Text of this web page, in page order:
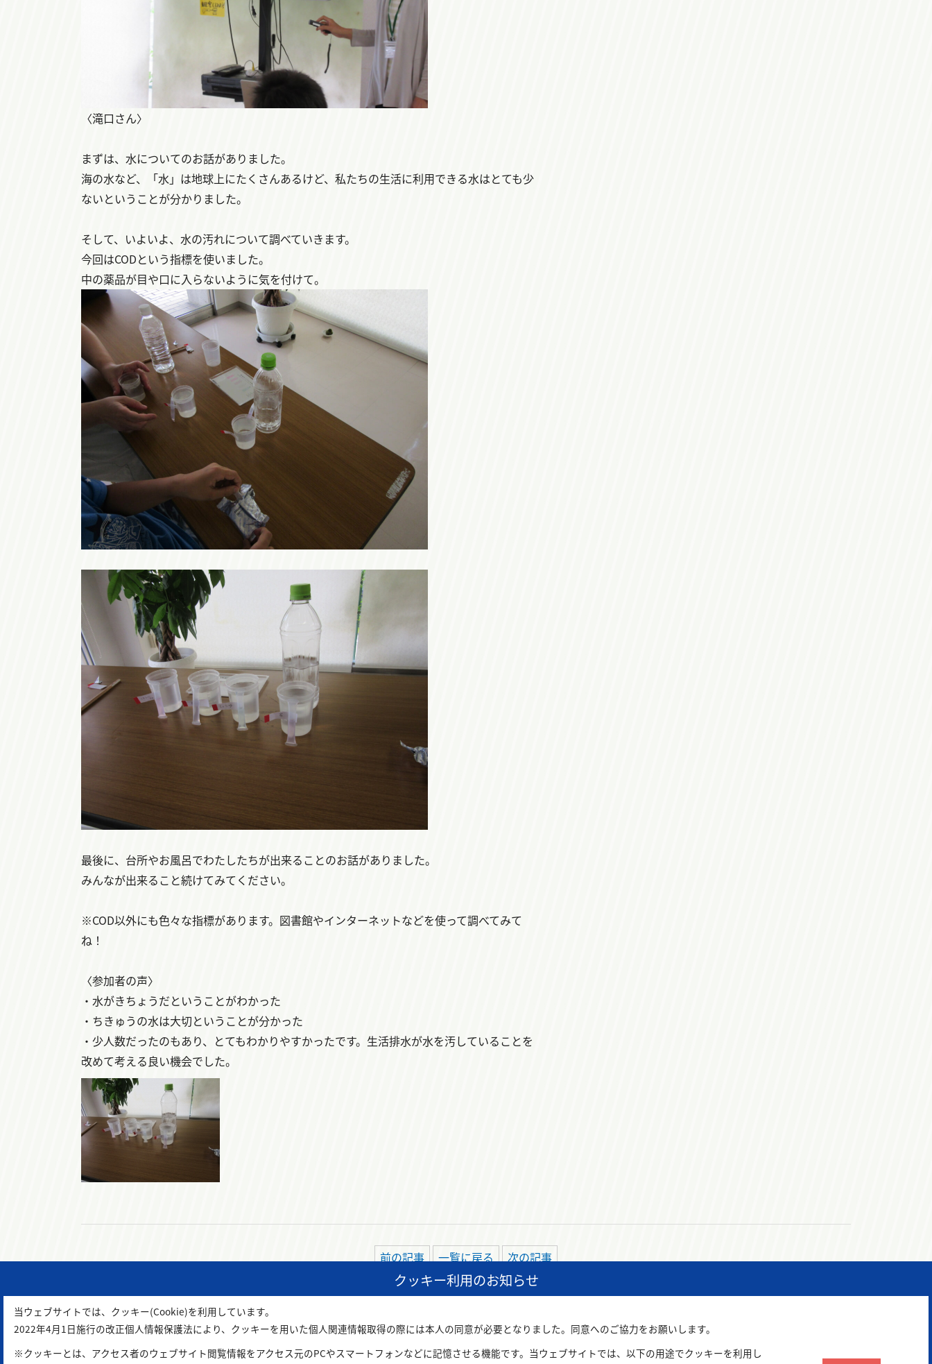
〈滝口さん〉
まずは、水についてのお話がありました。
海の水など、「水」は地球上にたくさんあるけど、私たちの生活に利用できる水はとても少
ないということが分かりました。
そして、いよいよ、水の汚れについて調べていきます。
今回はCODという指標を使いました。
中の薬品が目や口に入らないように気を付けて。
最後に、台所やお風呂でわたしたちが出来ることのお話がありました。
みんなが出来ること続けてみてください。
※COD以外にも色々な指標があります。図書館やインターネットなどを使って調べてみて
ね！
〈参加者の声〉
・水がきちょうだということがわかった
・ちきゅうの水は大切ということが分かった
・少人数だったのもあり、とてもわかりやすかったです。生活排水が水を汚していることを
改めて考える良い機会でした。
前の記事 一覧に戻る 次の記事
クッキー利用のお知らせ
当ウェブサイトでは、クッキー(Cookie)を利用しています。
2022年4月1日施行の改正個人情報保護法により、クッキーを用いた個人関連情報取得の際には本人の同意が必要となりました。同意へのご協力をお願いします。
※クッキーとは、アクセス者のウェブサイト閲覧情報をアクセス元のPCやスマートフォンなどに記憶させる機能です。当ウェブサイトでは、以下の用途でクッキーを利用し